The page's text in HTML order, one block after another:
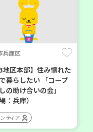
兵庫区
3地区本部】住み慣れた
暮らしたい 「コープ
の助け合いの会」
：兵庫）
ティア